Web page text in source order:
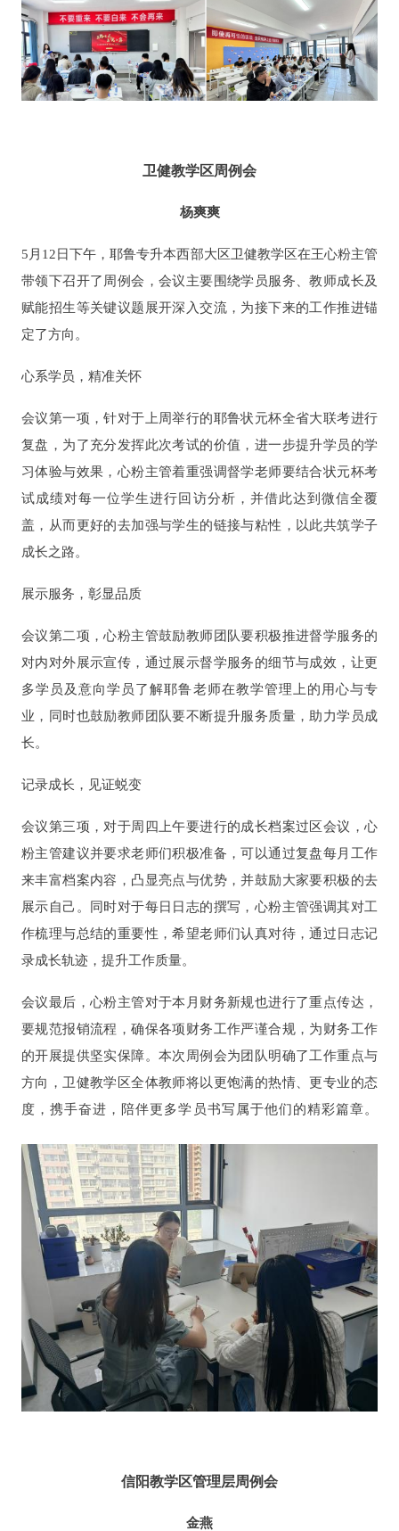
卫健教学区周例会
杨爽爽
5月12日下午，耶鲁专升本西部大区卫健教学区在王心粉主管
带领下召开了周例会，会议主要围绕学员服务、教师成长及
赋能招生等关键议题展开深入交流，为接下来的工作推进锚
定了方向。
心系学员，精准关怀
会议第一项，针对于上周举行的耶鲁状元杯全省大联考进行
复盘，为了充分发挥此次考试的价值，进一步提升学员的学
习体验与效果，心粉主管着重强调督学老师要结合状元杯考
试成绩对每一位学生进行回访分析，并借此达到微信全覆
盖，从而更好的去加强与学生的链接与粘性，以此共筑学子
成长之路。
展示服务，彰显品质
会议第二项，心粉主管鼓励教师团队要积极推进督学服务的
对内对外展示宣传，通过展示督学服务的细节与成效，让更
多学员及意向学员了解耶鲁老师在教学管理上的用心与专
业，同时也鼓励教师团队要不断提升服务质量，助力学员成
长。
记录成长，见证蜕变
会议第三项，对于周四上午要进行的成长档案过区会议，心
粉主管建议并要求老师们积极准备，可以通过复盘每月工作
来丰富档案内容，凸显亮点与优势，并鼓励大家要积极的去
展示自己。同时对于每日日志的撰写，心粉主管强调其对工
作梳理与总结的重要性，希望老师们认真对待，通过日志记
录成长轨迹，提升工作质量。
会议最后，心粉主管对于本月财务新规也进行了重点传达，
要规范报销流程，确保各项财务工作严谨合规，为财务工作
的开展提供坚实保障。本次周例会为团队明确了工作重点与
方向，卫健教学区全体教师将以更饱满的热情、更专业的态
度，携手奋进，陪伴更多学员书写属于他们的精彩篇章。
信阳教学区管理层周例会
金燕